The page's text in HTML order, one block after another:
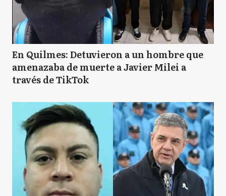
En Quilmes: Detuvieron a un hombre que
amenazaba de muerte a Javier Milei a
través de TikTok